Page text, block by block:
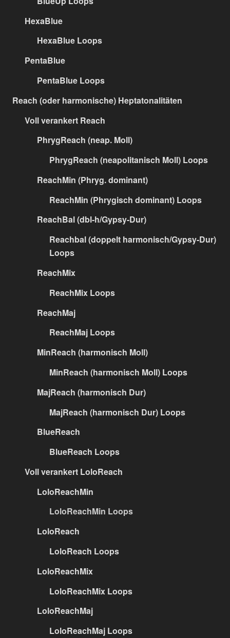
HexaBlue
HexaBlue Loops
PentaBlue
PentaBlue Loops
Reach (oder harmonische) Heptatonalitäten
Voll verankert Reach
PhrygReach (neap. Moll)
PhrygReach (neapolitanisch Moll) Loops
ReachMin (Phryg. dominant)
ReachMin (Phrygisch dominant) Loops
ReachBal (dbl-h/Gypsy-Dur)
Reachbal (doppelt harmonisch/Gypsy-Dur)
Loops
ReachMix
ReachMix Loops
ReachMaj
ReachMaj Loops
MinReach (harmonisch Moll)
MinReach (harmonisch Moll) Loops
MajReach (harmonisch Dur)
MajReach (harmonisch Dur) Loops
BlueReach
BlueReach Loops
Voll verankert LoloReach
LoloReachMin
LoloReachMin Loops
LoloReach
LoloReach Loops
LoloReachMix
LoloReachMix Loops
LoloReachMaj
LoloReachMaj Loops